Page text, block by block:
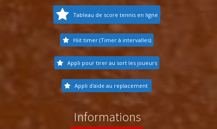
Tableau de score tennis en ligne
Hiit timer (Timer à intervalles)
Appli pour tirer au sort les joueurs
Appli d'aide au replacement
Informations